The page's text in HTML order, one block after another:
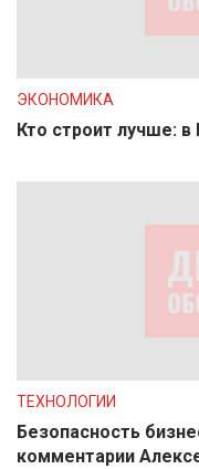
ЭКОНОМИКА
Кто строит лучше:
ТЕХНОЛОГИИ
Безопасность
комментарии